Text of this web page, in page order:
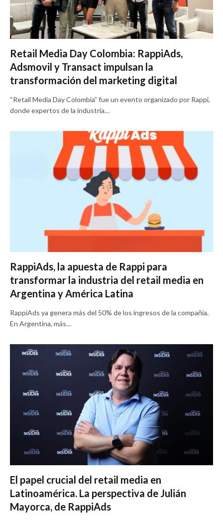
Retail Media Day Colombia: RappiAds,
Adsmovil y Transact impulsan la
transformación del marketing digital
“Retail Media Day Colombia” fue un evento organizado por Rappi,
donde expertos de la industria…
RappiAds, la apuesta de Rappi para
transformar la industria del retail media en
Argentina y América Latina
RappiAds ya genera más del 50% de los ingresos de la compañía.
En Argentina, más…
El papel crucial del retail media en
Latinoamérica. La perspectiva de Julián
Mayorca, de RappiAds